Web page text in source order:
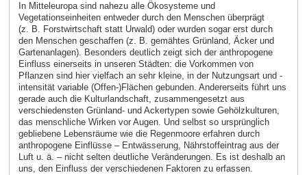
In Mitteleuropa sind nahezu alle Ökosysteme und
Vegetationseinheiten entweder durch den Menschen überprägt
(z. B. Forstwirtschaft statt Urwald) oder wurden sogar erst durch
den Menschen geschaffen (z. B. gemähtes Grünland, Äcker und
Gartenanlagen). Besonders deutlich zeigt sich der anthropogene
Einfluss einerseits in unseren Städten: die Vorkommen von
Pflanzen sind hier vielfach an sehr kleine, in der Nutzungsart und -
intensität variable (Offen-)Flächen gebunden. Andererseits führt uns
gerade auch die Kulturlandschaft, zusammengesetzt aus
verschiedensten Grünland- und Ackertypen sowie Gehölzkulturen,
das menschliche Wirken vor Augen. Und selbst so ursprünglich
gebliebene Lebensräume wie die Regenmoore erfahren durch
anthropogene Einflüsse – Entwässerung, Nährstoffeintrag aus der
Luft u. ä. – nicht selten deutliche Veränderungen. Es ist deshalb an
uns, den Einfluss der verschiedenen Faktoren zu erfassen.